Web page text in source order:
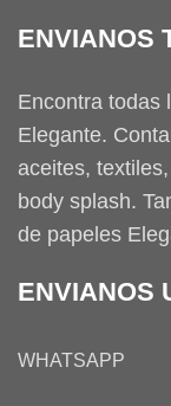
ENVIANOS
Encontra todas
Elegante.
aceites,
body splash.
de papeles
ENVIANOS
WHATSAPP